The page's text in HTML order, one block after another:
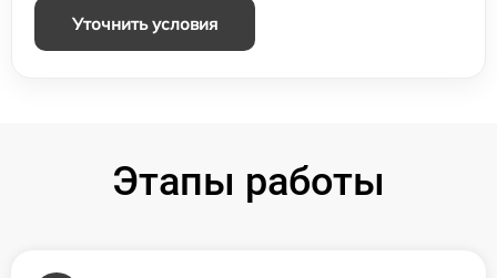
Уточнить условия
Этапы работы